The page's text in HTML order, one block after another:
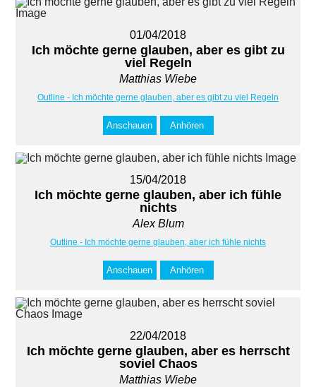
01/04/2018
Ich möchte gerne glauben, aber es gibt zu
viel Regeln
Matthias Wiebe
Outline - Ich möchte gerne glauben, aber es gibt zu viel Regeln
Anschauen Anhören
15/04/2018
Ich möchte gerne glauben, aber ich fühle
nichts
Alex Blum
Outline - Ich möchte gerne glauben, aber ich fühle nichts
Anschauen Anhören
22/04/2018
Ich möchte gerne glauben, aber es herrscht
soviel Chaos
Matthias Wiebe